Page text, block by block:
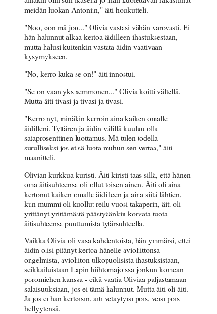
meidän luokan Antoniin," äiti houkutteli.
"Noo, oon mä joo..." Olivia vastasi vähän varovasti. Ei
hän halunnut alkaa kertoa äidilleen ihastuksestaan,
mutta halusi kuitenkin vastata äidin vaativaan
kysymykseen.
"No, kerro kuka se on!" äiti innostui.
"Se on vaan yks semmonen..." Olivia koitti vältellä.
Mutta äiti tivasi ja tivasi ja tivasi.
"Kerro nyt, minäkin kerroin aina kaiken omalle
äidilleni. Tyttären ja äidin välillä kuuluu olla
sataprosenttinen luottamus. Mä tulen todella
surulliseksi jos et sä luota muhun sen vertaa," äiti
maanitteli.
Olivian kurkkua kuristi. Äiti kiristi taas sillä, että hänen
oma äitisuhteensa oli ollut toisenlainen. Äiti oli aina
kertonut kaiken omalle äidilleen ja aina siitä lähtien,
kun mummi oli kuollut reilu vuosi takaperin, äiti oli
yrittänyt yrittämästä päästyäänkin korvata tuota
äitisuhteensa puuttumista tytärsuhteella.
Vaikka Olivia oli vasa kahdentoista, hän ymmärsi, ettei
äidin olisi pitänyt kertoa hänelle avioliittonsa
ongelmista, avioliiton ulkopuolisista ihastuksistaan,
seikkailuistaan Lapin hiihtomajoissa jonkun komean
poromiehen kanssa - eikä vaatia Oliviaa paljastamaan
salaisuuksiaan, jos ei tämä halunnut. Mutta äiti oli äiti.
Ja jos ei hän kertoisin, äiti vetäytyisi pois, veisi pois
hellyytensä.